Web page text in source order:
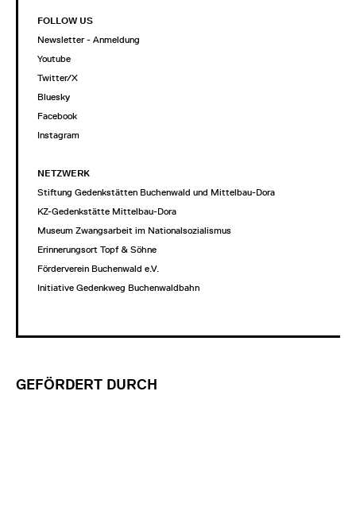
FOLLOW US
Newsletter - Anmeldung
Youtube
Twitter/X
Bluesky
Facebook
Instagram
NETZWERK
Stiftung Gedenkstätten Buchenwald und Mittelbau-Dora
KZ-Gedenkstätte Mittelbau-Dora
Museum Zwangsarbeit im Nationalsozialismus
Erinnerungsort Topf & Söhne
Förderverein Buchenwald e.V.
Initiative Gedenkweg Buchenwaldbahn
GEFÖRDERT DURCH